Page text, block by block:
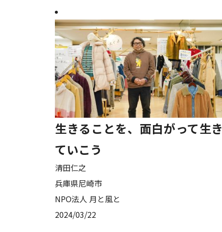
生きることを、面白がって生き
ていこう
清田仁之
兵庫県尼崎市
NPO法人 月と風と
2024/03/22